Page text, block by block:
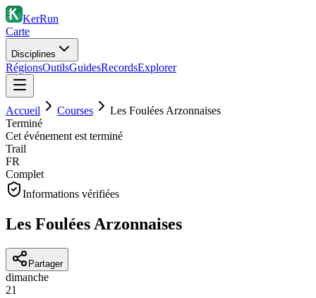
KerRun
Carte
Disciplines
RégionsOutilsGuidesRecordsExplorer
Accueil Courses
Les Foulées Arzonnaises
Terminé
Cet événement est terminé
Trail
FR
Complet
Informations vérifiées
Les Foulées Arzonnaises
Partager
dimanche
21